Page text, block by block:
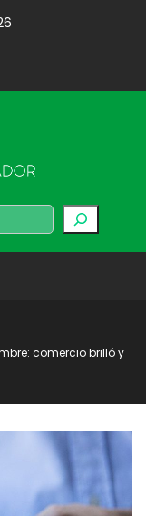
Buscar
comercio brilló y